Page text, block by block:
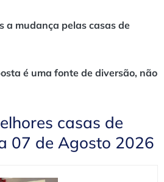
a mudança pelas casas de
é uma fonte de diversão, não
casas de
07 de Agosto 2026